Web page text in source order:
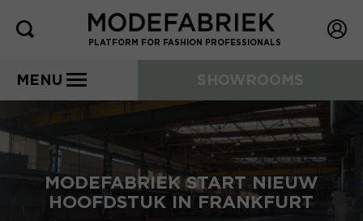
PLATFORM FOR FASHION PROFESSIONALS
MENU SHOWROOMS
MODEFABRIEK START NIEUW
HOOFDSTUK IN FRANKFURT